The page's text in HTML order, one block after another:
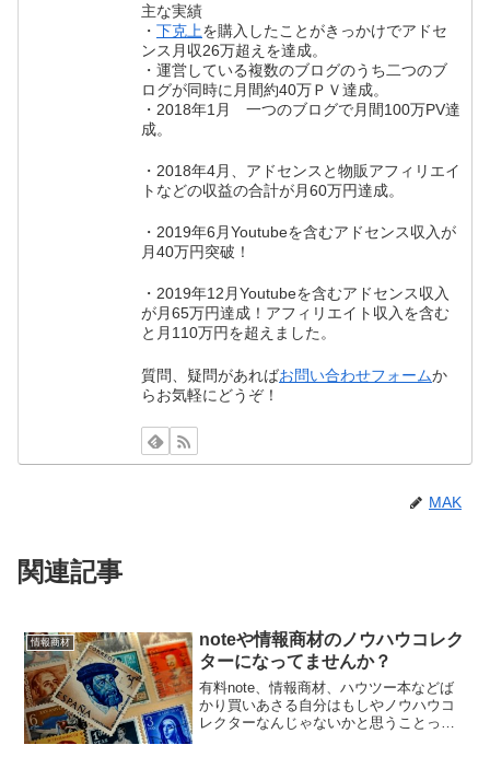
主な実績
・下克上を購入したことがきっかけでアドセ
ンス月収26万超えを達成。
・運営している複数のブログのうち二つのブ
ログが同時に月間約40万ＰＶ達成。
・2018年1月 一つのブログで月間100万PV達
成。
・2018年4月、アドセンスと物販アフィリエイ
トなどの収益の合計が月60万円達成。
・2019年6月Youtubeを含むアドセンス収入が
月40万円突破！
・2019年12月Youtubeを含むアドセンス収入
が月65万円達成！アフィリエイト収入を含む
と月110万円を超えました。
質問、疑問があればお問い合わせフォームか
らお気軽にどうぞ！
MAK
関連記事
情報商材
noteや情報商材のノウハウコレク
ターになってませんか？
有料note、情報商材、ハウツー本などば
かり買いあさる自分はもしやノウハウコ
レクターなんじゃないかと思うことって